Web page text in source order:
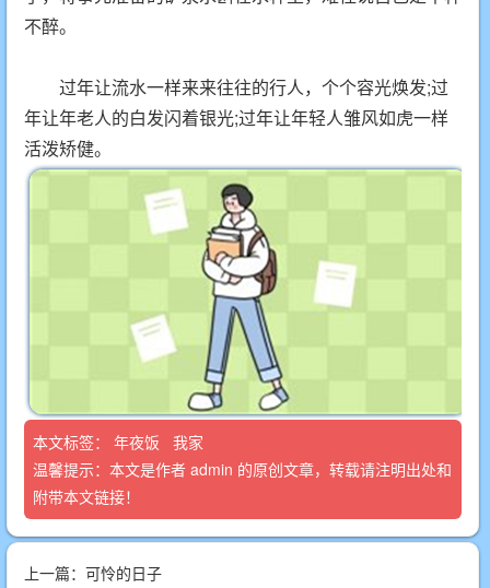
不醉。
过年让流水一样来来往往的行人，个个容光焕发;过
年让年老人的白发闪着银光;过年让年轻人雏风如虎一样
活泼矫健。
本文标签： 年夜饭
我家
温馨提示：本文是作者 admin 的原创文章，转载请注明出处和
附带本文链接！
上一篇： 可怜的日子